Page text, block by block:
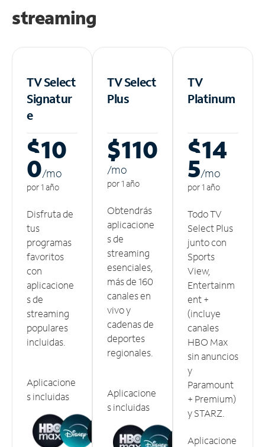
streaming
TV Select
Signatur
e
$10
0/mo
por 1 año
Disfruta de
tus
programas
favoritos
con
aplicacione
s de
streaming
populares
incluidas.
Aplicacione
s incluidas
TV Select
Plus
$110
/mo
por 1 año
Obtendrás
aplicacione
s de
streaming
esenciales,
más de 160
canales en
vivo y
cadenas de
deportes
regionales.
Aplicacione
s incluidas
TV
Platinum
$14
5/mo
por 1 año
Todo TV
Select Plus
junto con
Sports
View,
Entertainm
ent +
(incluye
canales
HBO Max
sin anuncios
y
Paramount
+ Premium)
y STARZ.
Aplicacione